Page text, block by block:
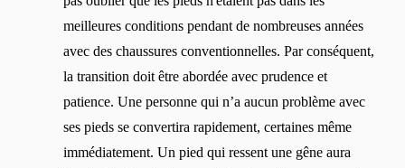
meilleures conditions pendant de nombreuses années
avec des chaussures conventionnelles. Par conséquent,
la transition doit être abordée avec prudence et
patience. Une personne qui n’a aucun problème avec
ses pieds se convertira rapidement, certaines même
immédiatement. Un pied qui ressent une gêne aura